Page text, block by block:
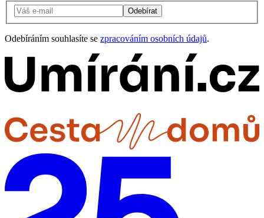
Odebírat
Odebíráním souhlasíte se zpracováním osobních údajů.